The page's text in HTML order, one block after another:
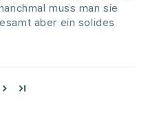
muss man sie
aber ein solides